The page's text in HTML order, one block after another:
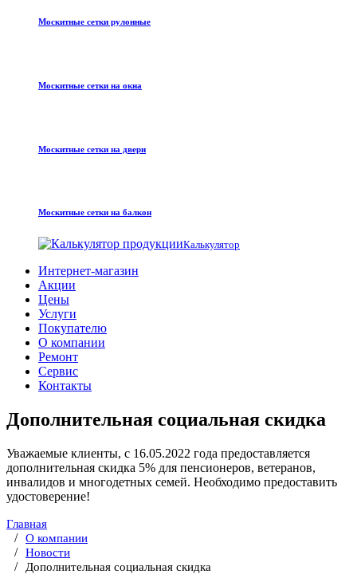
Москитные сетки рулонные
Москитные сетки на окна
Москитные сетки на двери
Москитные сетки на балкон
Калькулятор
Интернет-магазин
Акции
Цены
Услуги
Покупателю
О компании
Ремонт
Сервис
Контакты
Дополнительная социальная скидка
Уважаемые клиенты, с 16.05.2022 года предоставляется
дополнительная скидка 5% для пенсионеров, ветеранов,
инвалидов и многодетных семей. Необходимо предоставить
удостоверение!
Главная
О компании
Новости
Дополнительная социальная скидка